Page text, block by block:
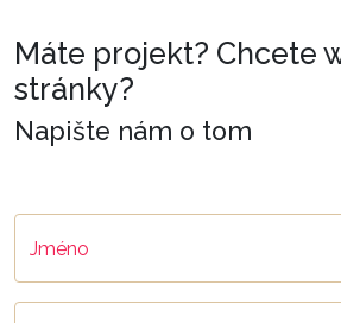
Máte projekt? Chcete
stránky?
Napište nám o tom